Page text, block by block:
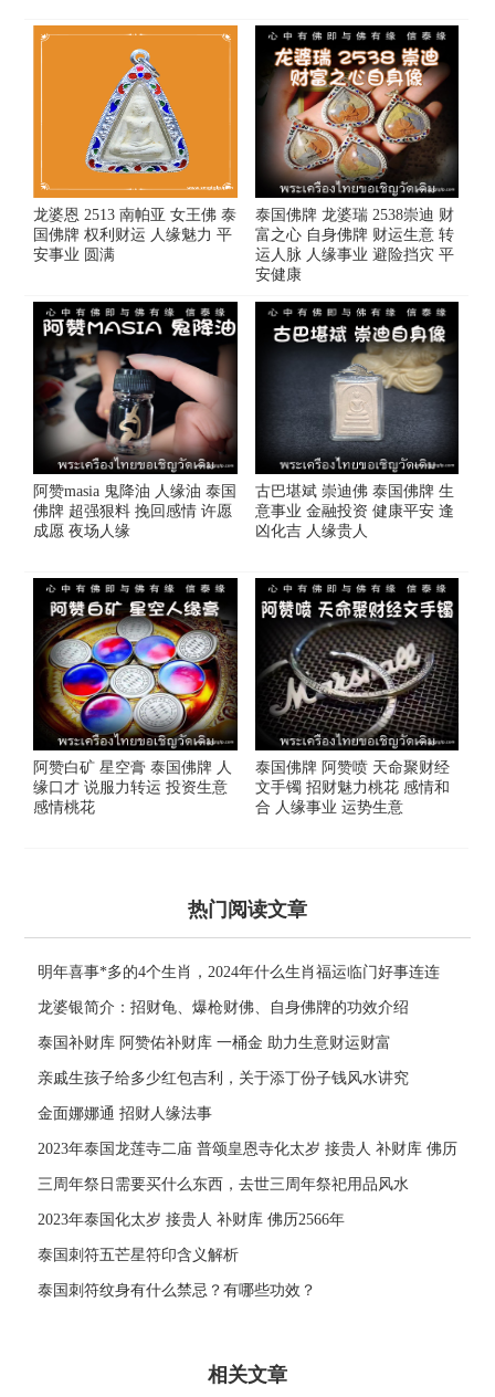
龙婆恩 2513 南帕亚 女王佛 泰
国佛牌 权利财运 人缘魅力 平
安事业 圆满
泰国佛牌 龙婆瑞 2538崇迪 财
富之心 自身佛牌 财运生意 转
运人脉 人缘事业 避险挡灾 平
安健康
阿赞masia 鬼降油 人缘油 泰国
佛牌 超强狠料 挽回感情 许愿
成愿 夜场人缘
古巴堪斌 崇迪佛 泰国佛牌 生
意事业 金融投资 健康平安 逢
凶化吉 人缘贵人
阿赞白矿 星空膏 泰国佛牌 人
缘口才 说服力转运 投资生意
感情桃花
泰国佛牌 阿赞喷 天命聚财经
文手镯 招财魅力桃花 感情和
合 人缘事业 运势生意
热门阅读文章
明年喜事*多的4个生肖，2024年什么生肖福运临门好事连连
龙婆银简介：招财龟、爆枪财佛、自身佛牌的功效介绍
泰国补财库 阿赞佑补财库 一桶金 助力生意财运财富
亲戚生孩子给多少红包吉利，关于添丁份子钱风水讲究
金面娜娜通 招财人缘法事
2023年泰国龙莲寺二庙 普颂皇恩寺化太岁 接贵人 补财库 佛历
2566年
三周年祭日需要买什么东西，去世三周年祭祀用品风水
2023年泰国化太岁 接贵人 补财库 佛历2566年
泰国刺符五芒星符印含义解析
泰国刺符纹身有什么禁忌？有哪些功效？
相关文章